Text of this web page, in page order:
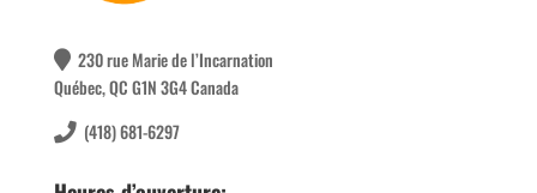
230 rue Marie de l’Incarnation
Québec, QC G1N 3G4 Canada
(418) 681-6297